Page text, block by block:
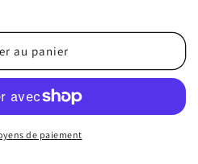
au panier
de paiement